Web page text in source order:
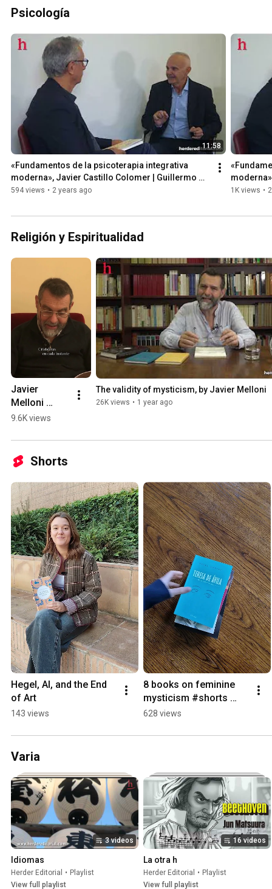
Psicología
11:58
«Fundamentos de la psicoterapia integrativa
moderna», Javier Castillo Colomer | Guillermo
Mattioli
594 views • 2 years ago
Santolaya
1K views •
Religión y Espiritualidad
Javier
Melloni
recites a
"We Are
Their Secret"
9.6K views
The validity of mysticism, by Javier Melloni
26K views • 1 year ago
Shorts
Hegel, AI, and the End
of Art
143 views
8 books on feminine
mysticism #shorts
#books #booktube
628 views
Varia
3 videos
Idiomas
Herder Editorial • Playlist
View full playlist
16 videos
La otra h
Herder Editorial • Playlist
View full playlist